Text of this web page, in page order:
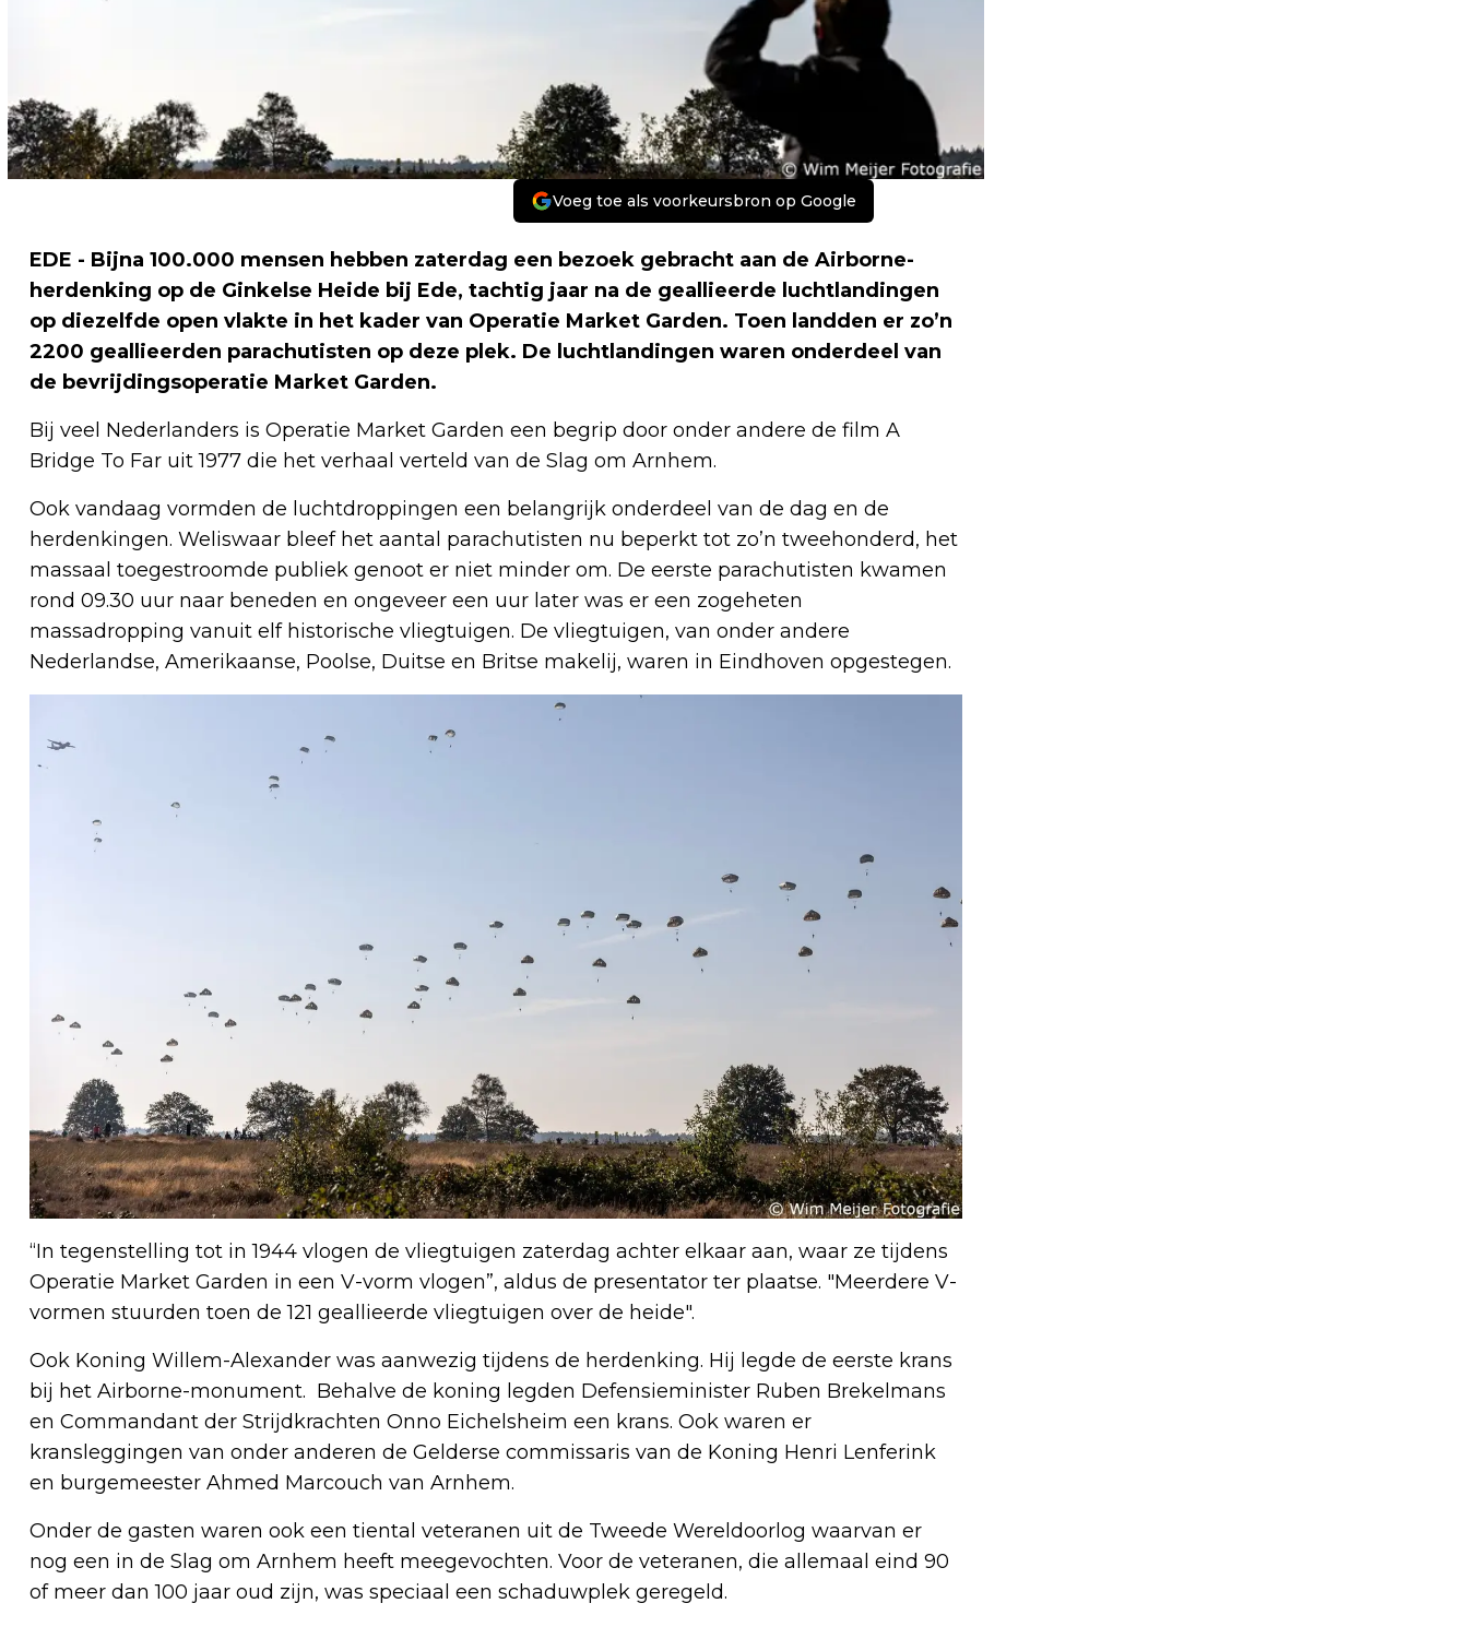
Voeg toe als voorkeursbron op Google
EDE - Bijna 100.000 mensen hebben zaterdag een bezoek gebracht aan de Airborne-
herdenking op de Ginkelse Heide bij Ede, tachtig jaar na de geallieerde luchtlandingen
op diezelfde open vlakte in het kader van Operatie Market Garden. Toen landden er zo’n
2200 geallieerden parachutisten op deze plek. De luchtlandingen waren onderdeel van
de bevrijdingsoperatie Market Garden.
Bij veel Nederlanders is Operatie Market Garden een begrip door onder andere de film A
Bridge To Far uit 1977 die het verhaal verteld van de Slag om Arnhem.
Ook vandaag vormden de luchtdroppingen een belangrijk onderdeel van de dag en de
herdenkingen. Weliswaar bleef het aantal parachutisten nu beperkt tot zo’n tweehonderd, het
massaal toegestroomde publiek genoot er niet minder om. De eerste parachutisten kwamen
rond 09.30 uur naar beneden en ongeveer een uur later was er een zogeheten
massadropping vanuit elf historische vliegtuigen. De vliegtuigen, van onder andere
Nederlandse, Amerikaanse, Poolse, Duitse en Britse makelij, waren in Eindhoven opgestegen.
“In tegenstelling tot in 1944 vlogen de vliegtuigen zaterdag achter elkaar aan, waar ze tijdens
Operatie Market Garden in een V-vorm vlogen”, aldus de presentator ter plaatse. "Meerdere V-
vormen stuurden toen de 121 geallieerde vliegtuigen over de heide".
Ook Koning Willem-Alexander was aanwezig tijdens de herdenking. Hij legde de eerste krans
bij het Airborne-monument. Behalve de koning legden Defensieminister Ruben Brekelmans
en Commandant der Strijdkrachten Onno Eichelsheim een krans. Ook waren er
kransleggingen van onder anderen de Gelderse commissaris van de Koning Henri Lenferink
en burgemeester Ahmed Marcouch van Arnhem.
Onder de gasten waren ook een tiental veteranen uit de Tweede Wereldoorlog waarvan er
nog een in de Slag om Arnhem heeft meegevochten. Voor de veteranen, die allemaal eind 90
of meer dan 100 jaar oud zijn, was speciaal een schaduwplek geregeld.